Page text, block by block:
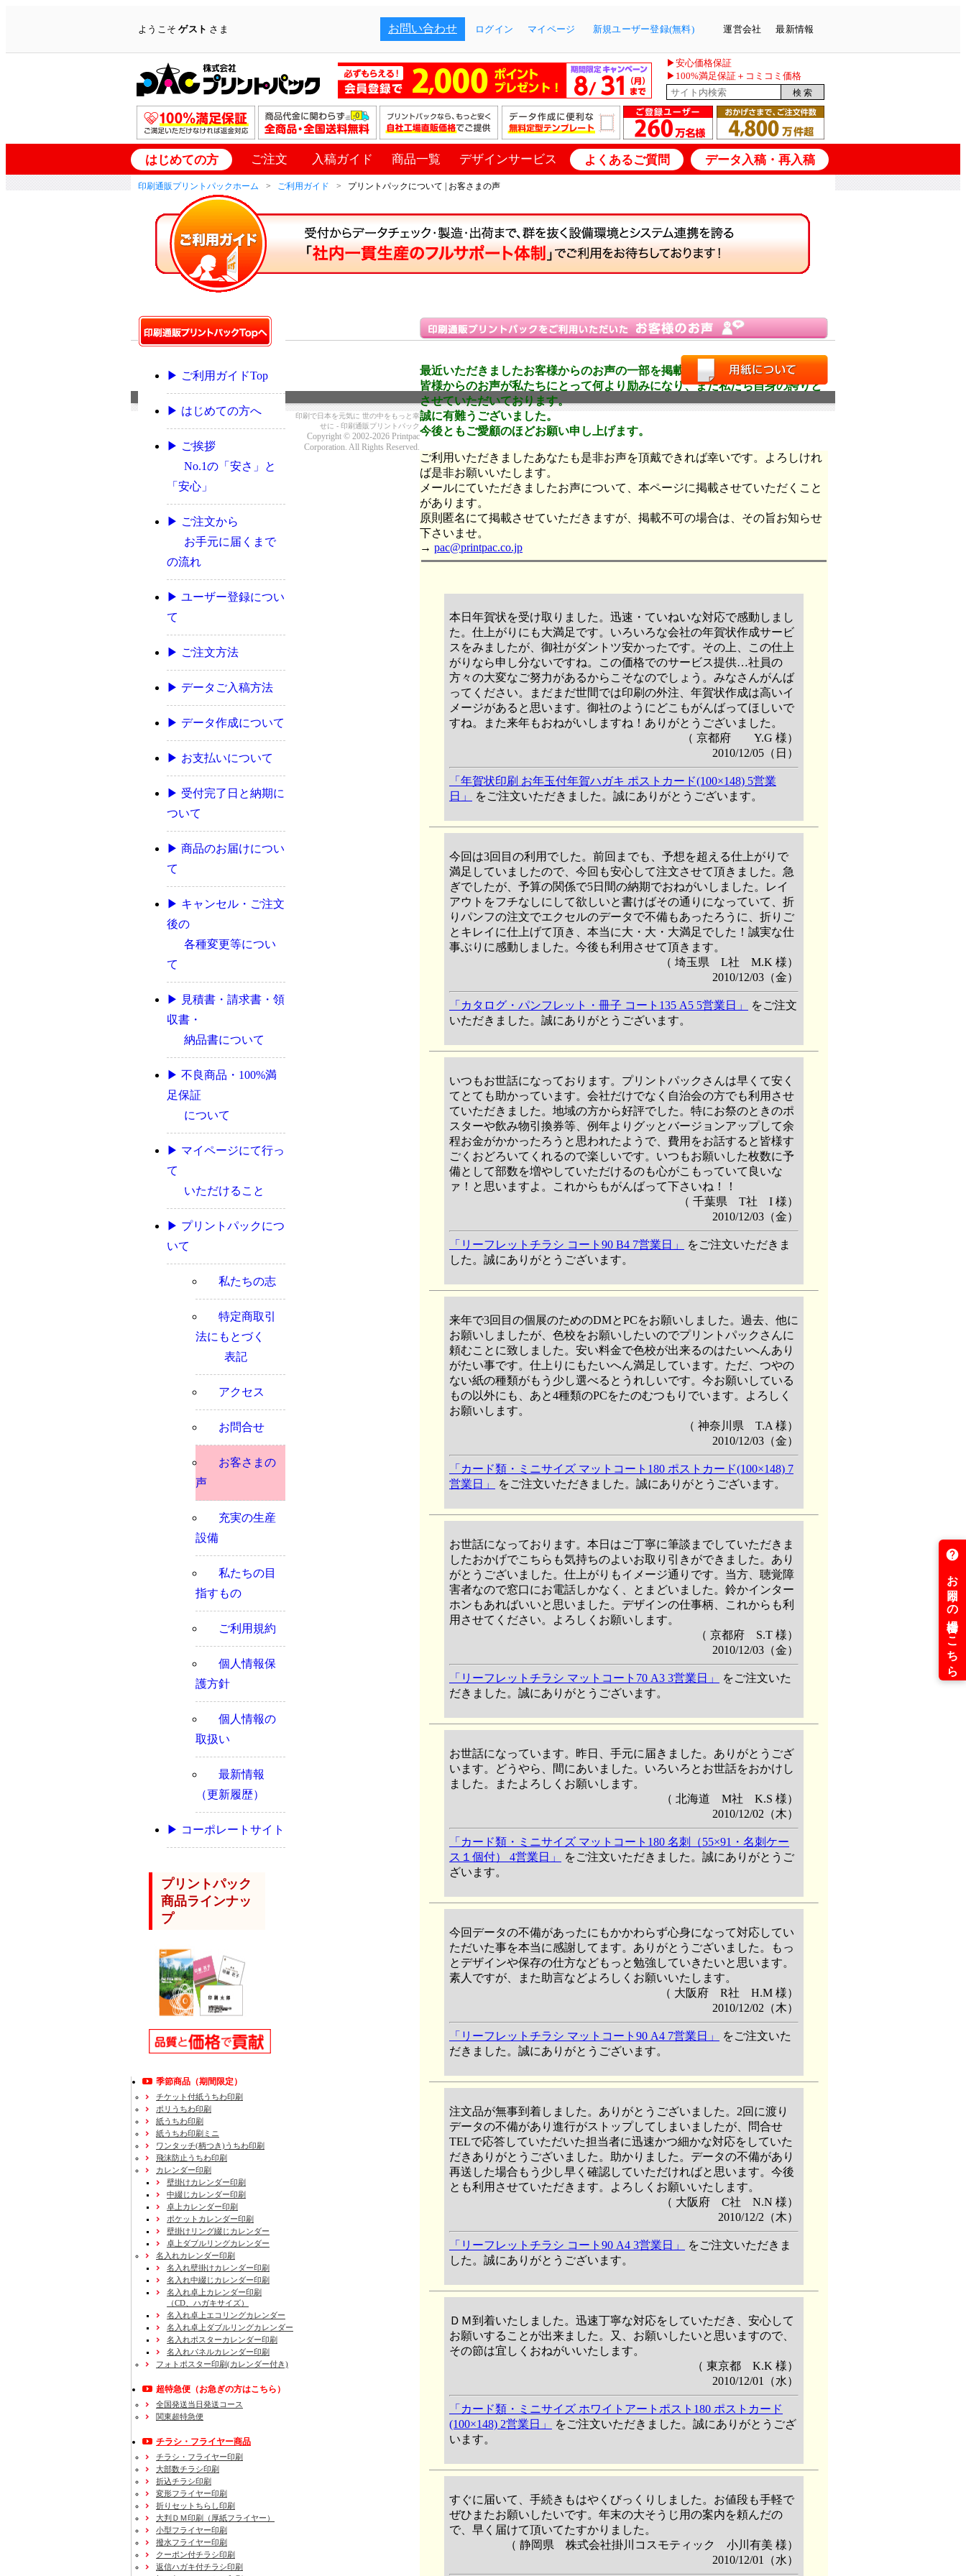
ようこそゲスト さま お問い合わせ ログイン マイページ 新規ユーザー登録(無料) 運営会社 最新情報
▶安心価格保証
▶100%満足保証＋コミコミ価格
はじめての方 ご注文 入稿ガイド 商品一覧 デザインサービス よくあるご質問 データ入稿・再入稿
印刷通販プリントパックホーム ご利用ガイド プリントパックについて | お客さまの声
最近いただきましたお客様からのお声の一部を掲載させていただきます。
皆様からのお声が私たちにとって何より励みになり、また私たち自身の誇りと
させていただいております。
誠に有難うございました。
今後ともご愛顧のほどお願い申し上げます。
ご利用いただきましたあなたも是非お声を頂戴できれば幸いです。よろしけれ
ば是非お願いいたします。
メールにていただきましたお声について、本ページに掲載させていただくこと
があります。
原則匿名にて掲載させていただきますが、掲載不可の場合は、その旨お知らせ
下さいませ。
→ pac@printpac.co.jp
本日年賀状を受け取りました。迅速・ていねいな対応で感動しまし
た。仕上がりにも大満足です。いろいろな会社の年賀状作成サービ
スをみましたが、御社がダントツ安かったです。その上、この仕上
がりなら申し分ないですね。この価格でのサービス提供…社員の
方々の大変なご努力があるからこそなのでしょう。みなさんがんば
ってください。まだまだ世間では印刷の外注、年賀状作成は高いイ
メージがあると思います。御社のようにどこもがんばってほしいで
すね。また来年もおねがいしますね！ありがとうございました。
（ 京都府 Y.G 様）
2010/12/05（日）
「年賀状印刷 お年玉付年賀ハガキ ポストカード(100×148) 5営業
日」
をご注文いただきました。誠にありがとうございます。
今回は3回目の利用でした。前回までも、予想を超える仕上がりで
満足していましたので、今回も安心して注文させて頂きました。急
ぎでしたが、予算の関係で5日間の納期でおねがいしました。レイ
アウトをフチなしにして欲しいと書けばその通りになっていて、折
りパンフの注文でエクセルのデータで不備もあったろうに、折りご
とキレイに仕上げて頂き、本当に大・大・大満足でした！誠実な仕
事ぶりに感動しました。今後も利用させて頂きます。
（ 埼玉県 L社 M.K 様）
2010/12/03（金）
「カタログ・パンフレット・冊子 コート135 A5 5営業日」
をご注文
いただきました。誠にありがとうございます。
いつもお世話になっております。プリントパックさんは早くて安く
てとても助かっています。会社だけでなく自治会の方でも利用させ
ていただきました。地域の方から好評でした。特にお祭のときのポ
スターや飲み物引換券等、例年よりグッとバージョンアップして余
程お金がかかったろうと思われたようで、費用をお話すると皆様す
ごくおどろいてくれるので楽しいです。いつもお願いした枚数に予
備として部数を増やしていただけるのも心がこもっていて良いな
ァ！と思いますよ。これからもがんばって下さいね！！
（ 千葉県 T社 I 様）
2010/12/03（金）
「リーフレットチラシ コート90 B4 7営業日」
をご注文いただきま
した。誠にありがとうございます。
来年で3回目の個展のためのDMとPCをお願いしました。過去、他に
お願いしましたが、色校をお願いしたいのでプリントパックさんに
頼むことに致しました。安い料金で色校が出来るのはたいへんあり
がたい事です。仕上りにもたいへん満足しています。ただ、つやの
ない紙の種類がもう少し選べるとうれしいです。今お願いしている
もの以外にも、あと4種類のPCをたのむつもりでいます。よろしく
お願いします。
（ 神奈川県 T.A 様）
2010/12/03（金）
「カード類・ミニサイズ マットコート180 ポストカード(100×148) 7
営業日」
をご注文いただきました。誠にありがとうございます。
お世話になっております。本日はご丁寧に筆談までしていただきま
したおかげでこちらも気持ちのよいお取り引きができました。あり
がとうございました。仕上がりもイメージ通りです。当方、聴覚障
害者なので窓口にお電話しかなく、とまどいました。鈴かインター
ホンもあればいいと思いました。デザインの仕事柄、これからも利
用させてください。よろしくお願いします。
（ 京都府 S.T 様）
2010/12/03（金）
「リーフレットチラシ マットコート70 A3 3営業日」
をご注文いた
だきました。誠にありがとうございます。
お世話になっています。昨日、手元に届きました。ありがとうござ
います。どうやら、間にあいました。いろいろとお世話をおかけし
ました。またよろしくお願いします。
（ 北海道 M社 K.S 様）
2010/12/02（木）
「カード類・ミニサイズ マットコート180 名刺（55×91・名刺ケー
ス１個付） 4営業日」
をご注文いただきました。誠にありがとうご
ざいます。
今回データの不備があったにもかかわらず心身になって対応してい
ただいた事を本当に感謝してます。ありがとうございました。もっ
とデザインや保存の仕方などもっと勉強していきたいと思います。
素人ですが、また助言などよろしくお願いいたします。
（ 大阪府 R社 H.M 様）
2010/12/02（木）
「リーフレットチラシ マットコート90 A4 7営業日」
をご注文いた
だきました。誠にありがとうございます。
注文品が無事到着しました。ありがとうございました。2回に渡り
データの不備があり進行がストップしてしまいましたが、問合せ
TELで応答していただいた担当者に迅速かつ細かな対応をしていた
だきありがとうございました。助かりました。データの不備があり
再送した場合もう少し早く確認していただければと思います。今後
とも利用させていただきます。よろしくお願いいたします。
（ 大阪府 C社 N.N 様）
2010/12/2（木）
「リーフレットチラシ コート90 A4 3営業日」
をご注文いただきま
した。誠にありがとうございます。
ＤＭ到着いたしました。迅速丁寧な対応をしていただき、安心して
お願いすることが出来ました。又、お願いしたいと思いますので、
その節は宜しくおねがいいたします。
（ 東京都 K.K 様）
2010/12/01（水）
「カード類・ミニサイズ ホワイトアートポスト180 ポストカード
(100×148) 2営業日」
をご注文いただきました。誠にありがとうござ
います。
すぐに届いて、手続きもはやくびっくりしました。お値段も手軽で
ぜひまたお願いしたいです。年末の大そうじ用の案内を頼んだの
で、早く届けて頂いてたすかりました。
（ 静岡県 株式会社掛川コスモティック 小川有美 様）
2010/12/01（水）
▶ ご利用ガイドTop
▶ はじめての方へ
▶ ご挨拶
No.1の「安さ」と
「安心」
▶ ご注文から
お手元に届くまで
の流れ
▶ ユーザー登録につい
て
▶ ご注文方法
▶ データご入稿方法
▶ データ作成について
▶ お支払いについて
▶ 受付完了日と納期に
ついて
▶ 商品のお届けについ
て
▶ キャンセル・ご注文
後の
各種変更等につい
て
▶ 見積書・請求書・領
収書・
納品書について
▶ 不良商品・100%満
足保証
について
▶ マイページにて行っ
て
いただけること
▶ プリントパックにつ
いて
私たちの志
特定商取引
法にもとづく
表記
アクセス
お問合せ
お客さまの
声
充実の生産
設備
私たちの目
指すもの
ご利用規約
個人情報保
護方針
個人情報の
取扱い
最新情報
（更新履歴）
▶ コーポレートサイト
プリントパック
商品ラインナッ
プ
季節商品（期間限定）
チケット付紙うちわ印刷
ポリうちわ印刷
紙うちわ印刷
紙うちわ印刷ミニ
ワンタッチ(柄つき)うちわ印刷
飛沫防止うちわ印刷
カレンダー印刷
壁掛けカレンダー印刷
中綴じカレンダー印刷
卓上カレンダー印刷
ポケットカレンダー印刷
壁掛けリング綴じカレンダー
卓上ダブルリングカレンダー
名入れカレンダー印刷
名入れ壁掛けカレンダー印刷
名入れ中綴じカレンダー印刷
名入れ卓上カレンダー印刷
（CD、ハガキサイズ）
名入れ卓上エコリングカレンダー
名入れ卓上ダブルリングカレンダー
名入れポスターカレンダー印刷
名入れパネルカレンダー印刷
フォトポスター印刷(カレンダー付き)
超特急便 （お急ぎの方はこちら）
全国発送当日発送コース
関東超特急便
チラシ・フライヤー商品
チラシ・フライヤー印刷
大部数チラシ印刷
折込チラシ印刷
変形フライヤー印刷
折りセットちらし印刷
大判ＤＭ印刷（厚紙フライヤー）
小型フライヤー印刷
撥水フライヤー印刷
クーポン付チラシ印刷
返信ハガキ付チラシ印刷
印刷で日本を元気に 世の中をもっと幸
せに - 印刷通販プリントパック
Copyright © 2002-2026 Printpac
Corporation. All Rights Reserved.